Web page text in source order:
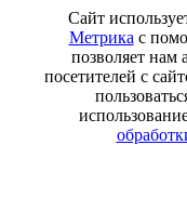
Сайт
Метрика с
позволяет нам
посетителей с